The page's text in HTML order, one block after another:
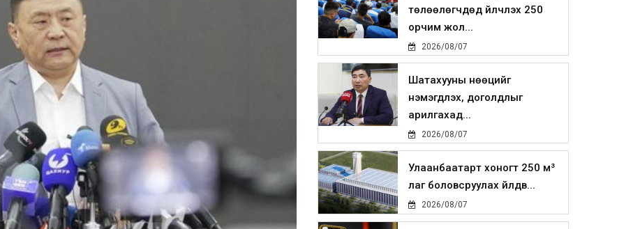
төлөөлөгчдөд үйлчлэх 250
орчим жол...
2026/08/07
Шатахууны нөөцийг
нэмэгдүүлэх, доголдлыг
арилгахад...
2026/08/07
Улаанбаатарт хоногт 250 м³
лаг боловсруулах үйлдв...
2026/08/07